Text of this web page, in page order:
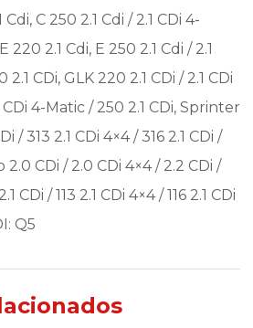
C 250 2.1 Cdi / 2.1 CDi 4-
220 2.1 Cdi, E 250 2.1 Cdi / 2.1
CDi, GLK 220 2.1 CDi / 2.1 CDi
4-Matic / 250 2.1 CDi, Sprinter
/ 313 2.1 CDi 4×4 / 316 2.1 CDi /
2.0 CDi / 2.0 CDi 4×4 / 2.2 CDi /
CDi / 113 2.1 CDi 4×4 / 116 2.1 CDi
Q5